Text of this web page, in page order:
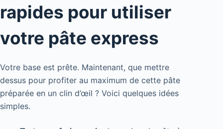
rapides pour utiliser
votre pâte express
Votre base est prête. Maintenant, que mettre
dessus pour profiter au maximum de cette pâte
préparée en un clin d’œil ? Voici quelques idées
simples.